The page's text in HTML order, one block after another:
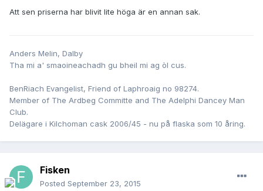
Att sen priserna har blivit lite höga är en annan sak.
Anders Melin, Dalby
Tha mi a' smaoineachadh gu bheil mi ag òl cus.
BenRiach Evangelist, Friend of Laphroaig no 98274.
Member of The Ardbeg Committe and The Adelphi Dancey Man
Club.
Delägare i Kilchoman cask 2006/45 - nu på flaska som 10 åring.
Fisken
Posted September 23, 2015